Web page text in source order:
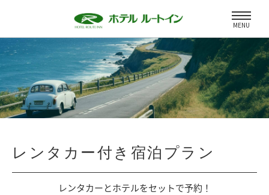
MENU
レンタカー付き宿泊プラン
レンタカーとホテルをセットで予約！